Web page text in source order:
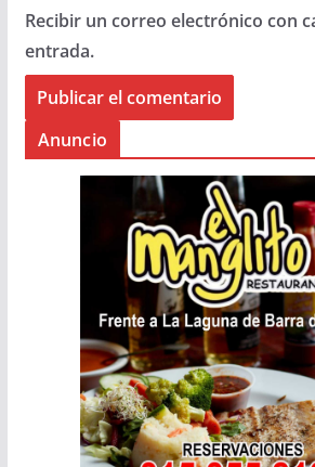
Recibir un correo electrónico con
entrada.
Anuncio